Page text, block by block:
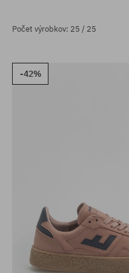
Počet výrobkov: 25 / 25
-42%